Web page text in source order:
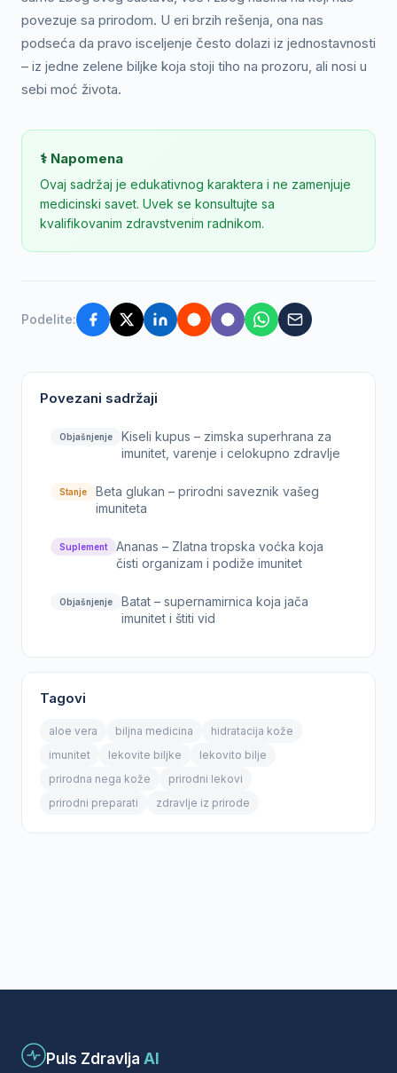
povezuje sa prirodom. U eri brzih rešenja, ona nas
podseća da pravo isceljenje često dolazi iz jednostavnosti
– iz jedne zelene biljke koja stoji tiho na prozoru, ali nosi u
sebi moć života.
⚕️ Napomena
Ovaj sadržaj je edukativnog karaktera i ne zamenjuje
medicinski savet. Uvek se konsultujte sa
kvalifikovanim zdravstvenim radnikom.
Podelite:
Povezani sadržaji
Objašnjenje
Kiseli kupus – zimska superhrana za
imunitet, varenje i celokupno zdravlje
Stanje
Beta glukan – prirodni saveznik vašeg
imuniteta
Suplement
Ananas – Zlatna tropska voćka koja
čisti organizam i podiže imunitet
Objašnjenje
Batat – supernamirnica koja jača
imunitet i štiti vid
Tagovi
aloe vera biljna medicina
hidratacija kože
imunitet
lekovite biljke
lekovito bilje
prirodna nega kože
prirodni lekovi
prirodni preparati
zdravlje iz prirode
Puls Zdravlja AI